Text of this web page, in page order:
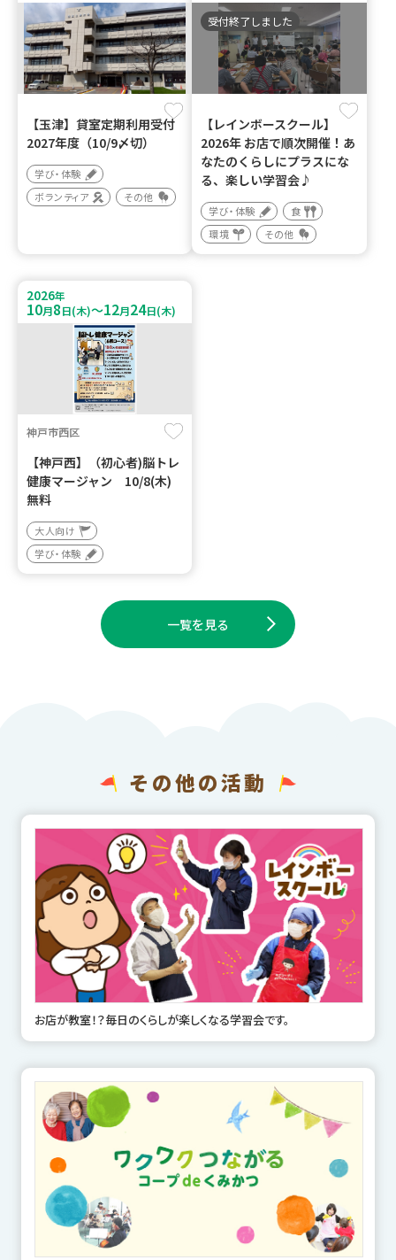
【玉津】貸室定期利用受付
2027年度（10/9〆切）
学び・体験
ボランティア
その他
受付終了しました
【レインボースクール】
2026年 お店で順次開催！あ
なたのくらしにプラスにな
る、楽しい学習会♪
学び・体験
食
環境
その他
2026年
10月8日(木)～12月24日(木)
神戸市西区
【神戸西】（初心者)脳トレ
健康マージャン 10/8(木)
無料
大人向け
学び・体験
一覧を見る
その他の活動
お店が教室！？毎日のくらしが楽しくなる学習会です。